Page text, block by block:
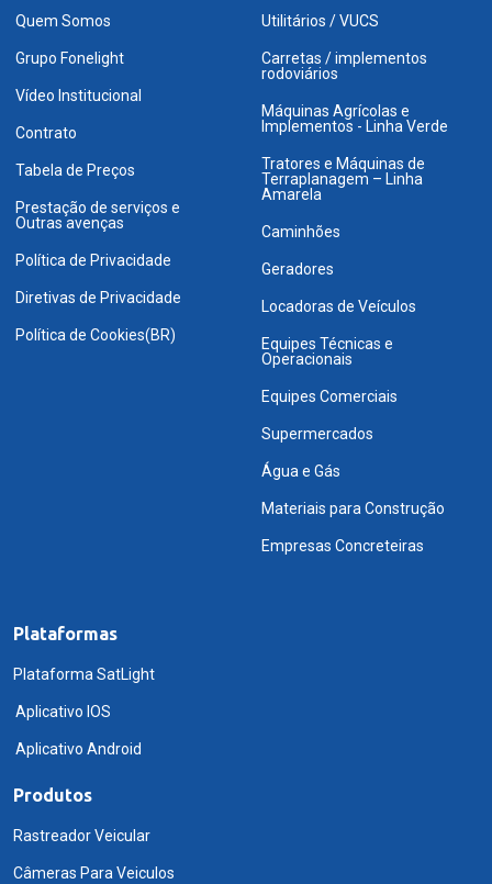
Quem Somos
Grupo Fonelight
Vídeo Institucional
Contrato
Tabela de Preços
Prestação de serviços e
Outras avenças
Política de Privacidade
Diretivas de Privacidade
Política de Cookies(BR)
Utilitários / VUCS
Carretas / implementos
rodoviários
Máquinas Agrícolas e
Implementos - Linha Verde
Tratores e Máquinas de
Terraplanagem – Linha
Amarela
Caminhões
Geradores
Locadoras de Veículos
Equipes Técnicas e
Operacionais
Equipes Comerciais
Supermercados
Água e Gás
Materiais para Construção
Empresas Concreteiras
Plataformas
Plataforma SatLight
Aplicativo IOS
Aplicativo Android
Produtos
Rastreador Veicular
Câmeras Para Veiculos